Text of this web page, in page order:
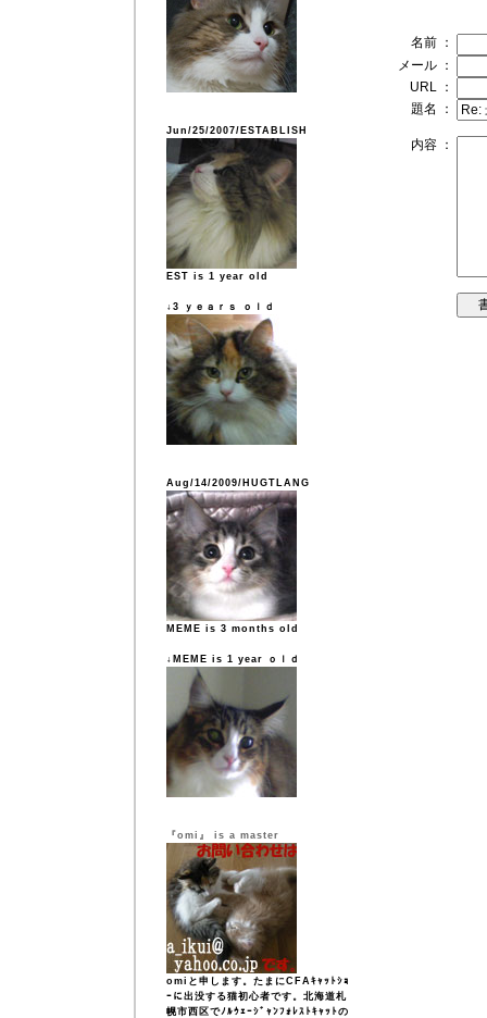
Jun/25/2007/ESTABLISH
EST is 1 year old
↓3 ｙｅａｒｓ ｏｌｄ
Aug/14/2009/HUGTLANG
MEME is 3 months old
↓MEME is 1 year ｏｌｄ
『omi』 is a master
omiと申します。たまにCFAｷｬｯﾄｼｮ
ｰに出没する猫初心者です。北海道札
幌市西区でﾉﾙｳｪｰｼﾞｬﾝﾌｫﾚｽﾄｷｬｯﾄの
名前 ：
メール ：
URL ：
題名 ：
内容 ：